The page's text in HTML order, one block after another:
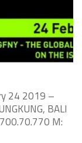
24 2019 –
BALI
M: